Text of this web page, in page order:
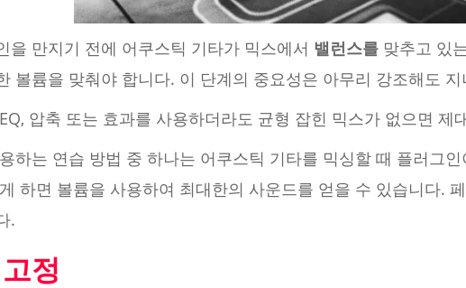
을 만지기 전에 어쿠스틱 기타가 믹스에서 밸런스를 맞추고 있
볼륨을 맞춰야 합니다. 이 단계의 중요성은 아무리 강조해도
압축 또는 효과를 사용하더라도 균형 잡힌 믹스가 없으면 제
하는 연습 방법 중 하나는 어쿠스틱 기타를 믹싱할 때 플러그
하면 볼륨을 사용하여 최대한의 사운드를 얻을 수 있습니다.
.
정